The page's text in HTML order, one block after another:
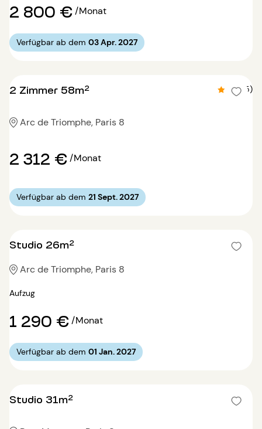
2 800 €/Monat
Verfügbar ab dem 03 Apr. 2027
2 Zimmer 58m² 4.4 (5)
Arc de Triomphe, Paris 8
2 312 €/Monat
Verfügbar ab dem 21 Sept. 2027
Studio 26m²
Arc de Triomphe, Paris 8
Aufzug
1 290 €/Monat
Verfügbar ab dem 01 Jan. 2027
Studio 31m²